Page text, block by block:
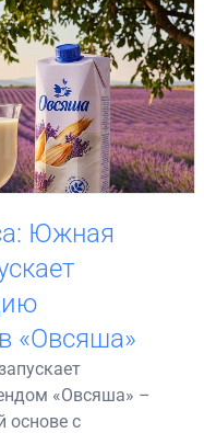
Южная
«Овсяша»
«Овсяша» –
основе с